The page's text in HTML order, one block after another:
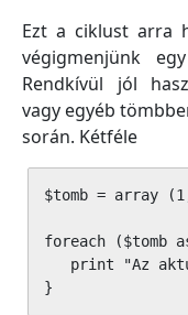
Ezt a ciklust arra
végigmenjünk
Rendkívül jól
vagy egyéb
során. Kétféle
$tomb = array
foreach ($tomb
print "Az
}